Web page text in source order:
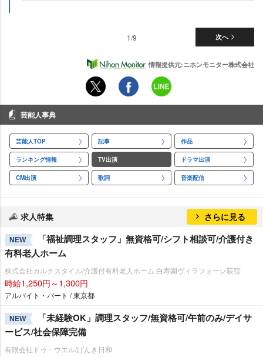
次へ
1/9
情報提供元:ニホンモニター株式会社
芸能人事典
芸能人TOP 記事 作品
ランキング情報 TV出演 ドラマ出演
CM出演 歌詞 音楽配信
求人特集 さらに見る
NEW
「福祉調理スタッフ」無資格可/シフト相談可/介護付き
有料老人ホーム
株式会社カルチスタイル/介護付有料老人ホーム 白寿園ヴィラフォーレ荻窪
時給1,250円～1,300円
アルバイト・パート / 東京都
NEW
「未経験OK」調理スタッフ/無資格可/午前のみ/デイサ
ービス/社会保障完備
有限会社ドゥ・ウエル/げんき日和